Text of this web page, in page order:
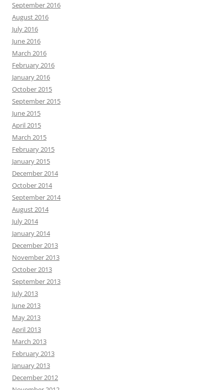
September 2016
August 2016
July 2016
June 2016
March 2016
February 2016
January 2016
October 2015
September 2015
June 2015
April 2015
March 2015
February 2015
January 2015
December 2014
October 2014
September 2014
August 2014
July 2014
January 2014
December 2013
November 2013
October 2013
September 2013
July 2013
June 2013
May 2013
April 2013
March 2013
February 2013
January 2013
December 2012